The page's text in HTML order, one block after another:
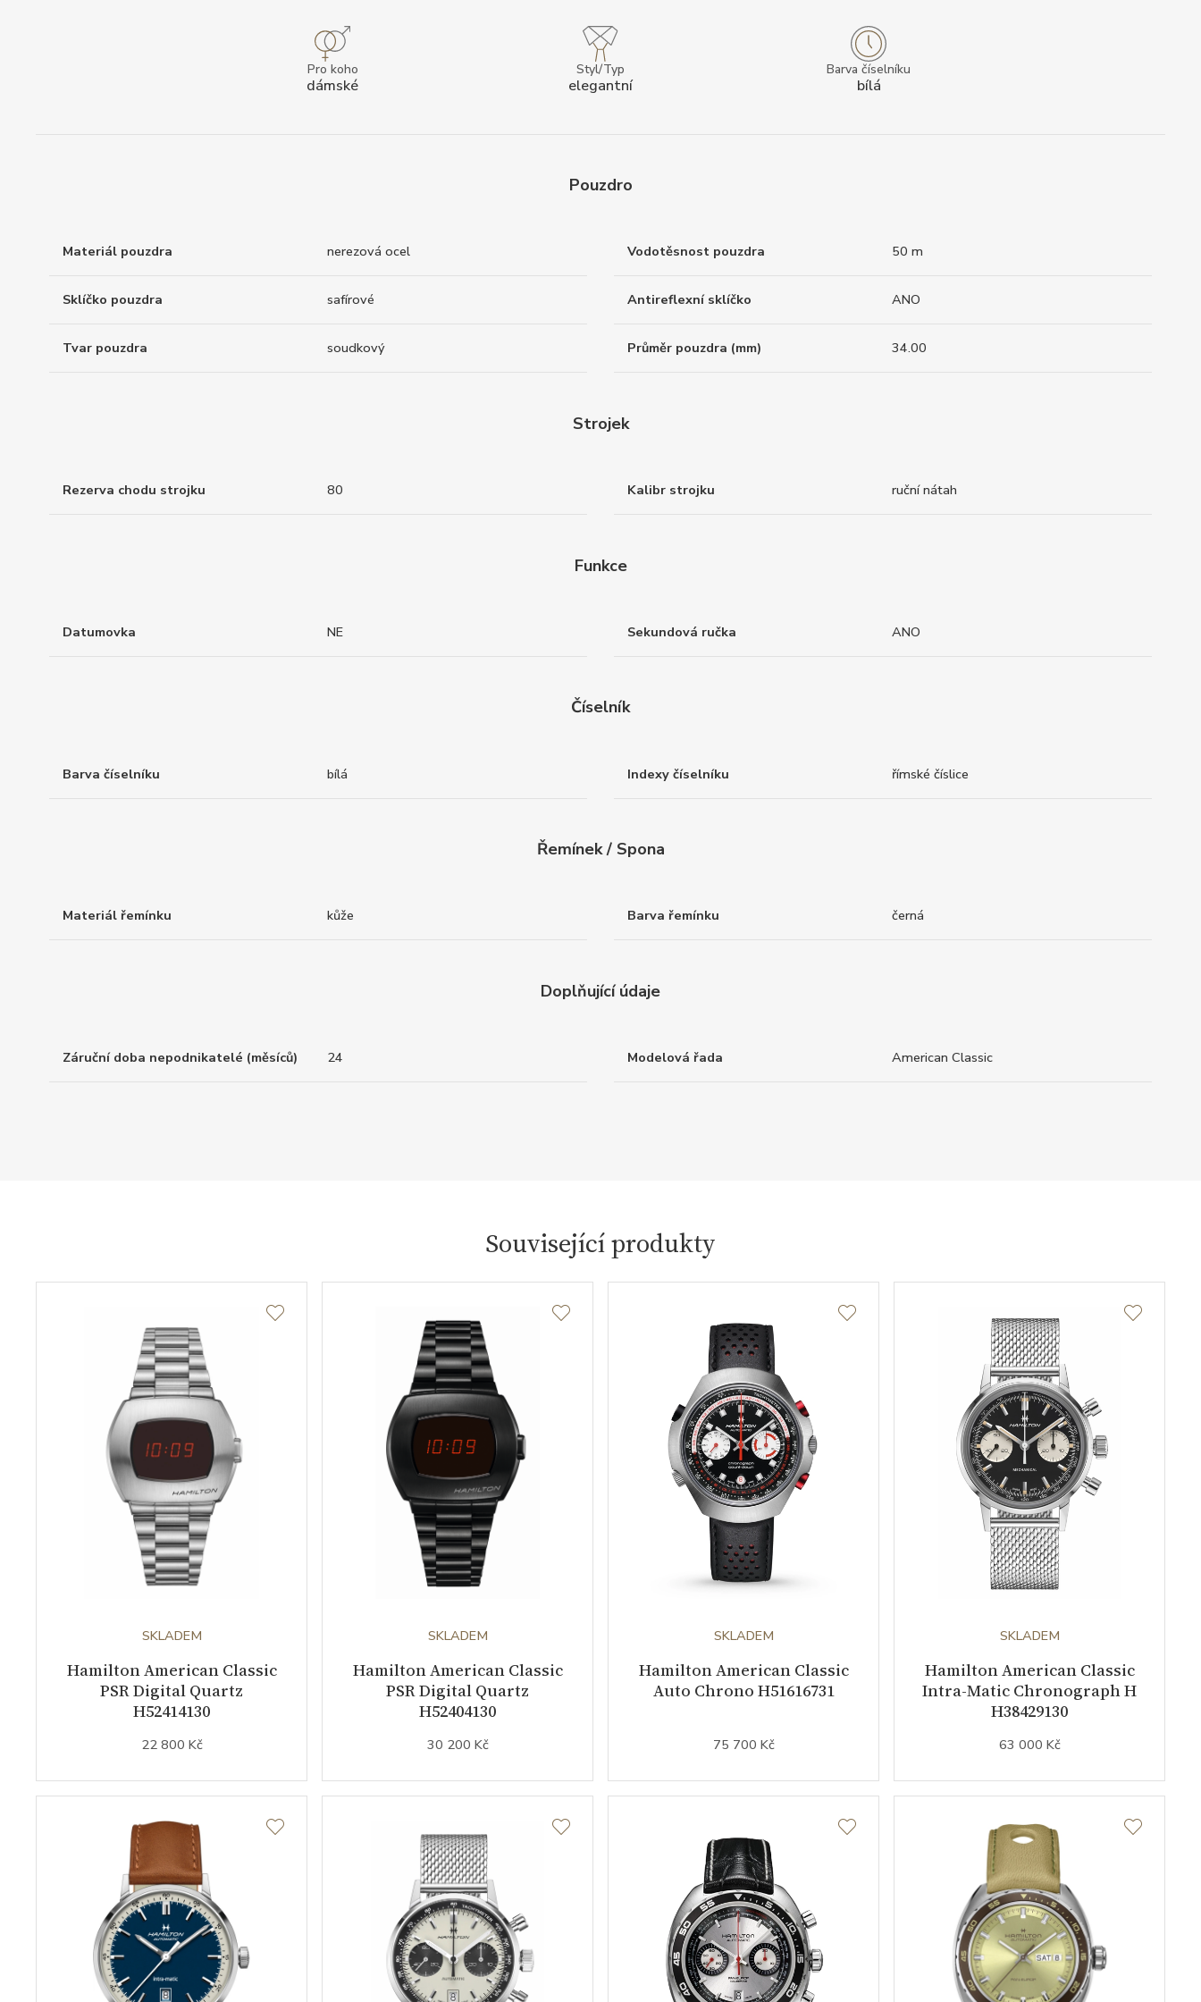
Pro koho
dámské
Styl/Typ
elegantní
Barva číselníku
bílá
Pouzdro
Materiál pouzdra nerezová ocel Vodotěsnost pouzdra 50 m
Sklíčko pouzdra safírové Antireflexní sklíčko ANO
Tvar pouzdra soudkový Průměr pouzdra (mm) 34.00
Strojek
Rezerva chodu strojku 80 Kalibr strojku ruční nátah
Funkce
Datumovka NE Sekundová ručka ANO
Číselník
Barva číselníku bílá Indexy číselníku římské číslice
Řemínek / Spona
Materiál řemínku kůže Barva řemínku černá
Doplňující údaje
Záruční doba nepodnikatelé (měsíců) 24 Modelová řada American Classic
Související produkty
SKLADEM
Hamilton American Classic
PSR Digital Quartz
H52414130
22 800 Kč
SKLADEM
Hamilton American Classic
PSR Digital Quartz
H52404130
30 200 Kč
SKLADEM
Hamilton American Classic
Auto Chrono H51616731
75 700 Kč
SKLADEM
Hamilton American Classic
Intra-Matic Chronograph H
H38429130
63 000 Kč